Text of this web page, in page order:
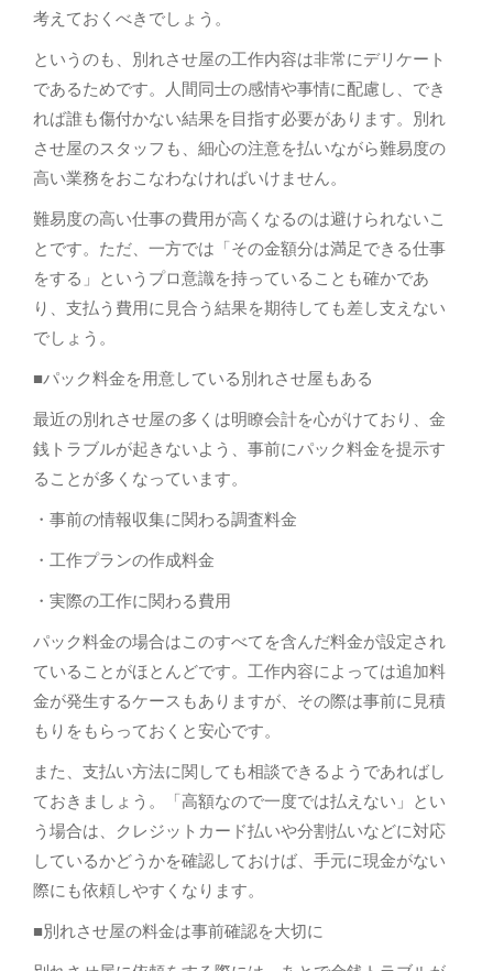
考えておくべきでしょう。
というのも、別れさせ屋の工作内容は非常にデリケート
であるためです。人間同士の感情や事情に配慮し、でき
れば誰も傷付かない結果を目指す必要があります。別れ
させ屋のスタッフも、細心の注意を払いながら難易度の
高い業務をおこなわなければいけません。
難易度の高い仕事の費用が高くなるのは避けられないこ
とです。ただ、一方では「その金額分は満足できる仕事
をする」というプロ意識を持っていることも確かであ
り、支払う費用に見合う結果を期待しても差し支えない
でしょう。
■パック料金を用意している別れさせ屋もある
最近の別れさせ屋の多くは明瞭会計を心がけており、金
銭トラブルが起きないよう、事前にパック料金を提示す
ることが多くなっています。
・事前の情報収集に関わる調査料金
・工作プランの作成料金
・実際の工作に関わる費用
パック料金の場合はこのすべてを含んだ料金が設定され
ていることがほとんどです。工作内容によっては追加料
金が発生するケースもありますが、その際は事前に見積
もりをもらっておくと安心です。
また、支払い方法に関しても相談できるようであればし
ておきましょう。「高額なので一度では払えない」とい
う場合は、クレジットカード払いや分割払いなどに対応
しているかどうかを確認しておけば、手元に現金がない
際にも依頼しやすくなります。
■別れさせ屋の料金は事前確認を大切に